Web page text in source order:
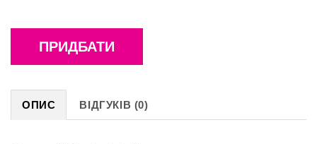
ПРИДБАТИ
ОПИС ВІДГУКІВ (0)